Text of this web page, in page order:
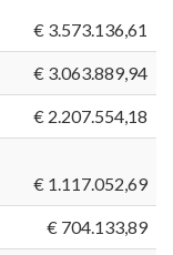
€ 3.573.136,61
€ 3.063.889,94
€ 2.207.554,18
€ 1.117.052,69
€ 704.133,89